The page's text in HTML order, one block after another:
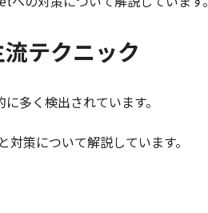
テクニック
多く検出されています。
策について解説しています。